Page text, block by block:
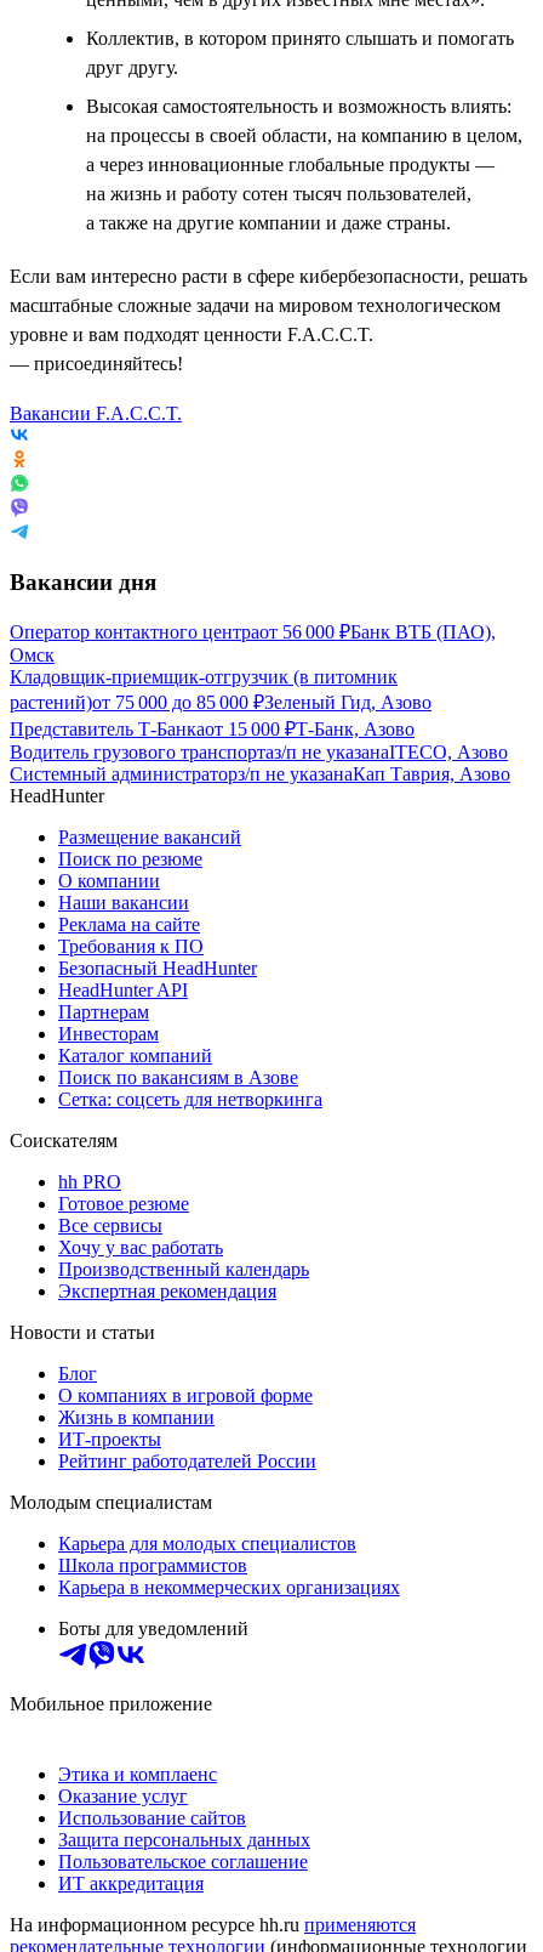
Коллектив, в котором принято слышать и помогать
друг другу.
Высокая самостоятельность и возможность влиять:
на процессы в своей области, на компанию в целом,
а через инновационные глобальные продукты —
на жизнь и работу сотен тысяч пользователей,
а также на другие компании и даже страны.
Если вам интересно расти в сфере кибербезопасности, решать
масштабные сложные задачи на мировом технологическом
уровне и вам подходят ценности F.A.C.C.T.
— присоединяйтесь!
Вакансии F.A.C.C.T.
Вакансии дня
Оператор контактного центраот 56 000 ₽Банк ВТБ (ПАО),
Омск
Кладовщик-приемщик-отгрузчик (в питомник
растений)от 75 000 до 85 000 ₽Зеленый Гид, Азово
Представитель Т-Банкаот 15 000 ₽Т-Банк, Азово
Водитель грузового транспортаз/п не указанаITECO, Азово
Системный администраторз/п не указанаКап Таврия, Азово
HeadHunter
Размещение вакансий
Поиск по резюме
О компании
Наши вакансии
Реклама на сайте
Требования к ПО
Безопасный HeadHunter
HeadHunter API
Партнерам
Инвесторам
Каталог компаний
Поиск по вакансиям в Азове
Сетка: соцсеть для нетворкинга
Соискателям
hh PRO
Готовое резюме
Все сервисы
Хочу у вас работать
Производственный календарь
Экспертная рекомендация
Новости и статьи
Блог
О компаниях в игровой форме
Жизнь в компании
ИТ-проекты
Рейтинг работодателей России
Молодым специалистам
Карьера для молодых специалистов
Школа программистов
Карьера в некоммерческих организациях
Боты для уведомлений
Мобильное приложение
Этика и комплаенс
Оказание услуг
Использование сайтов
Защита персональных данных
Пользовательское соглашение
ИТ аккредитация
На информационном ресурсе hh.ru применяются
рекомендательные технологии (информационные технологии